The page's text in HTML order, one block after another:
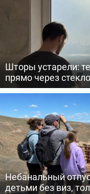
Шторы устарели:
прямо через
Небанальный
детьми без виз,